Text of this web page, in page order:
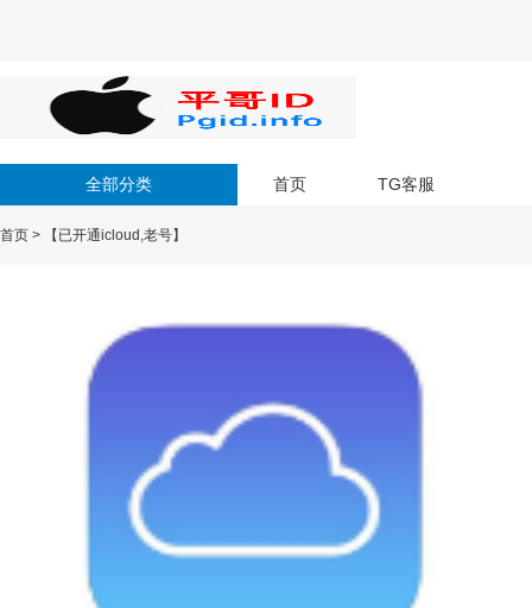
全部分类 首页 TG客服
首页 > 【已开通icloud,老号】